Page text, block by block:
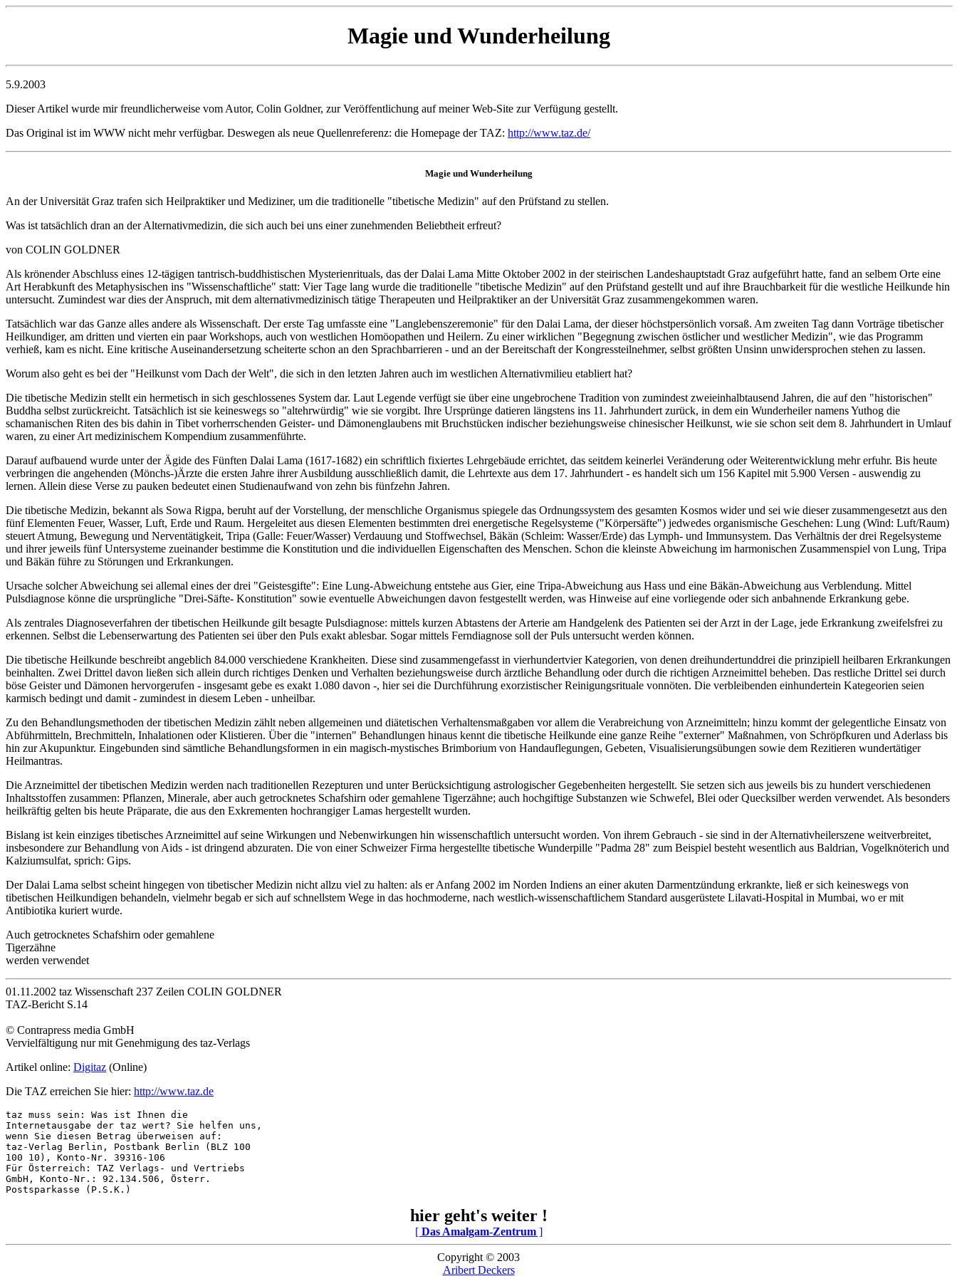
Magie und Wunderheilung
5.9.2003
Dieser Artikel wurde mir freundlicherweise vom Autor, Colin Goldner, zur Veröffentlichung auf meiner Web-Site zur Verfügung gestellt.
Das Original ist im WWW nicht mehr verfügbar. Deswegen als neue Quellenreferenz: die Homepage der TAZ: http://www.taz.de/
Magie und Wunderheilung
An der Universität Graz trafen sich Heilpraktiker und Mediziner, um die traditionelle "tibetische Medizin" auf den Prüfstand zu stellen.
Was ist tatsächlich dran an der Alternativmedizin, die sich auch bei uns einer zunehmenden Beliebtheit erfreut?
von COLIN GOLDNER
Als krönender Abschluss eines 12-tägigen tantrisch-buddhistischen Mysterienrituals, das der Dalai Lama Mitte Oktober 2002 in der steirischen Landeshauptstadt Graz aufgeführt hatte, fand an selbem Orte eine
Art Herabkunft des Metaphysischen ins "Wissenschaftliche" statt: Vier Tage lang wurde die traditionelle "tibetische Medizin" auf den Prüfstand gestellt und auf ihre Brauchbarkeit für die westliche Heilkunde hin
untersucht. Zumindest war dies der Anspruch, mit dem alternativmedizinisch tätige Therapeuten und Heilpraktiker an der Universität Graz zusammengekommen waren.
Tatsächlich war das Ganze alles andere als Wissenschaft. Der erste Tag umfasste eine "Langlebenszeremonie" für den Dalai Lama, der dieser höchstpersönlich vorsaß. Am zweiten Tag dann Vorträge tibetischer
Heilkundiger, am dritten und vierten ein paar Workshops, auch von westlichen Homöopathen und Heilern. Zu einer wirklichen "Begegnung zwischen östlicher und westlicher Medizin", wie das Programm
verhieß, kam es nicht. Eine kritische Auseinandersetzung scheiterte schon an den Sprachbarrieren - und an der Bereitschaft der Kongressteilnehmer, selbst größten Unsinn unwidersprochen stehen zu lassen.
Worum also geht es bei der "Heilkunst vom Dach der Welt", die sich in den letzten Jahren auch im westlichen Alternativmilieu etabliert hat?
Die tibetische Medizin stellt ein hermetisch in sich geschlossenes System dar. Laut Legende verfügt sie über eine ungebrochene Tradition von zumindest zweieinhalbtausend Jahren, die auf den "historischen"
Buddha selbst zurückreicht. Tatsächlich ist sie keineswegs so "altehrwürdig" wie sie vorgibt. Ihre Ursprünge datieren längstens ins 11. Jahrhundert zurück, in dem ein Wunderheiler namens Yuthog die
schamanischen Riten des bis dahin in Tibet vorherrschenden Geister- und Dämonenglaubens mit Bruchstücken indischer beziehungsweise chinesischer Heilkunst, wie sie schon seit dem 8. Jahrhundert in Umlauf
waren, zu einer Art medizinischem Kompendium zusammenführte.
Darauf aufbauend wurde unter der Ägide des Fünften Dalai Lama (1617-1682) ein schriftlich fixiertes Lehrgebäude errichtet, das seitdem keinerlei Veränderung oder Weiterentwicklung mehr erfuhr. Bis heute
verbringen die angehenden (Mönchs-)Ärzte die ersten Jahre ihrer Ausbildung ausschließlich damit, die Lehrtexte aus dem 17. Jahrhundert - es handelt sich um 156 Kapitel mit 5.900 Versen - auswendig zu
lernen. Allein diese Verse zu pauken bedeutet einen Studienaufwand von zehn bis fünfzehn Jahren.
Die tibetische Medizin, bekannt als Sowa Rigpa, beruht auf der Vorstellung, der menschliche Organismus spiegele das Ordnungssystem des gesamten Kosmos wider und sei wie dieser zusammengesetzt aus den
fünf Elementen Feuer, Wasser, Luft, Erde und Raum. Hergeleitet aus diesen Elementen bestimmten drei energetische Regelsysteme ("Körpersäfte") jedwedes organismische Geschehen: Lung (Wind: Luft/Raum)
steuert Atmung, Bewegung und Nerventätigkeit, Tripa (Galle: Feuer/Wasser) Verdauung und Stoffwechsel, Bäkän (Schleim: Wasser/Erde) das Lymph- und Immunsystem. Das Verhältnis der drei Regelsysteme
und ihrer jeweils fünf Untersysteme zueinander bestimme die Konstitution und die individuellen Eigenschaften des Menschen. Schon die kleinste Abweichung im harmonischen Zusammenspiel von Lung, Tripa
und Bäkän führe zu Störungen und Erkrankungen.
Ursache solcher Abweichung sei allemal eines der drei "Geistesgifte": Eine Lung-Abweichung entstehe aus Gier, eine Tripa-Abweichung aus Hass und eine Bäkän-Abweichung aus Verblendung. Mittel
Pulsdiagnose könne die ursprüngliche "Drei-Säfte- Konstitution" sowie eventuelle Abweichungen davon festgestellt werden, was Hinweise auf eine vorliegende oder sich anbahnende Erkrankung gebe.
Als zentrales Diagnoseverfahren der tibetischen Heilkunde gilt besagte Pulsdiagnose: mittels kurzen Abtastens der Arterie am Handgelenk des Patienten sei der Arzt in der Lage, jede Erkrankung zweifelsfrei zu
erkennen. Selbst die Lebenserwartung des Patienten sei über den Puls exakt ablesbar. Sogar mittels Ferndiagnose soll der Puls untersucht werden können.
Die tibetische Heilkunde beschreibt angeblich 84.000 verschiedene Krankheiten. Diese sind zusammengefasst in vierhundertvier Kategorien, von denen dreihundertunddrei die prinzipiell heilbaren Erkrankungen
beinhalten. Zwei Drittel davon ließen sich allein durch richtiges Denken und Verhalten beziehungsweise durch ärztliche Behandlung oder durch die richtigen Arzneimittel beheben. Das restliche Drittel sei durch
böse Geister und Dämonen hervorgerufen - insgesamt gebe es exakt 1.080 davon -, hier sei die Durchführung exorzistischer Reinigungsrituale vonnöten. Die verbleibenden einhundertein Kategeorien seien
karmisch bedingt und damit - zumindest in diesem Leben - unheilbar.
Zu den Behandlungsmethoden der tibetischen Medizin zählt neben allgemeinen und diätetischen Verhaltensmaßgaben vor allem die Verabreichung von Arzneimitteln; hinzu kommt der gelegentliche Einsatz von
Abführmitteln, Brechmitteln, Inhalationen oder Klistieren. Über die "internen" Behandlungen hinaus kennt die tibetische Heilkunde eine ganze Reihe "externer" Maßnahmen, von Schröpfkuren und Aderlass bis
hin zur Akupunktur. Eingebunden sind sämtliche Behandlungsformen in ein magisch-mystisches Brimborium von Handauflegungen, Gebeten, Visualisierungsübungen sowie dem Rezitieren wundertätiger
Heilmantras.
Die Arzneimittel der tibetischen Medizin werden nach traditionellen Rezepturen und unter Berücksichtigung astrologischer Gegebenheiten hergestellt. Sie setzen sich aus jeweils bis zu hundert verschiedenen
Inhaltsstoffen zusammen: Pflanzen, Minerale, aber auch getrocknetes Schafshirn oder gemahlene Tigerzähne; auch hochgiftige Substanzen wie Schwefel, Blei oder Quecksilber werden verwendet. Als besonders
heilkräftig gelten bis heute Präparate, die aus den Exkrementen hochrangiger Lamas hergestellt wurden.
Bislang ist kein einziges tibetisches Arzneimittel auf seine Wirkungen und Nebenwirkungen hin wissenschaftlich untersucht worden. Von ihrem Gebrauch - sie sind in der Alternativheilerszene weitverbreitet,
insbesondere zur Behandlung von Aids - ist dringend abzuraten. Die von einer Schweizer Firma hergestellte tibetische Wunderpille "Padma 28" zum Beispiel besteht wesentlich aus Baldrian, Vogelknöterich und
Kalziumsulfat, sprich: Gips.
Der Dalai Lama selbst scheint hingegen von tibetischer Medizin nicht allzu viel zu halten: als er Anfang 2002 im Norden Indiens an einer akuten Darmentzündung erkrankte, ließ er sich keineswegs von
tibetischen Heilkundigen behandeln, vielmehr begab er sich auf schnellstem Wege in das hochmoderne, nach westlich-wissenschaftlichem Standard ausgerüstete Lilavati-Hospital in Mumbai, wo er mit
Antibiotika kuriert wurde.
Auch getrocknetes Schafshirn oder gemahlene
Tigerzähne
werden verwendet
01.11.2002 taz Wissenschaft 237 Zeilen COLIN GOLDNER
TAZ-Bericht S.14
© Contrapress media GmbH
Vervielfältigung nur mit Genehmigung des taz-Verlags
Artikel online: Digitaz (Online)
Die TAZ erreichen Sie hier: http://www.taz.de
taz muss sein: Was ist Ihnen die
Internetausgabe der taz wert? Sie helfen uns,
wenn Sie diesen Betrag überweisen auf:
taz-Verlag Berlin, Postbank Berlin (BLZ 100
100 10), Konto-Nr. 39316-106
Für Österreich: TAZ Verlags- und Vertriebs
GmbH, Konto-Nr.: 92.134.506, Österr.
Postsparkasse (P.S.K.)
hier geht's weiter !
[ Das Amalgam-Zentrum]
Copyright © 2003
Aribert Deckers